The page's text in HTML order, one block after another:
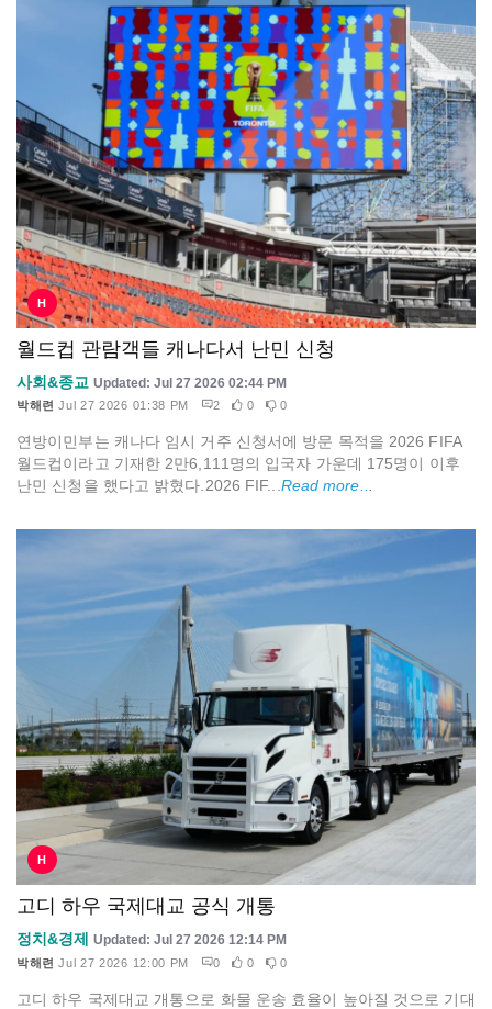
H
월드컵 관람객들 캐나다서 난민 신청
사회&종교 Updated: Jul 27 2026 02:44 PM
박해련 Jul 27 2026 01:38 PM 2 0 0
연방이민부는 캐나다 임시 거주 신청서에 방문 목적을 2026 FIFA
월드컵이라고 기재한 2만6,111명의 입국자 가운데 175명이 이후
난민 신청을 했다고 밝혔다.2026 FIF... Read more...
H
고디 하우 국제대교 공식 개통
정치&경제 Updated: Jul 27 2026 12:14 PM
박해련 Jul 27 2026 12:00 PM 0 0 0
고디 하우 국제대교 개통으로 화물 운송 효율이 높아질 것으로 기대